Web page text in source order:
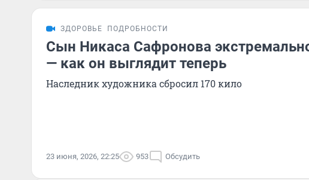
ЗДОРОВЬЕ ПОДРОБНОСТИ
Сын Никаса Сафронова
— как он выглядит теперь
Наследник художника сбросил 170 кило
23 июня, 2026, 22:25 953 Обсудить